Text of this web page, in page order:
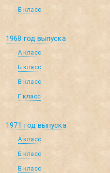
Б класс
1968 год выпуска
А класс
Б класс
В класс
Г класс
1971 год выпуска
А класс
Б класс
В класс